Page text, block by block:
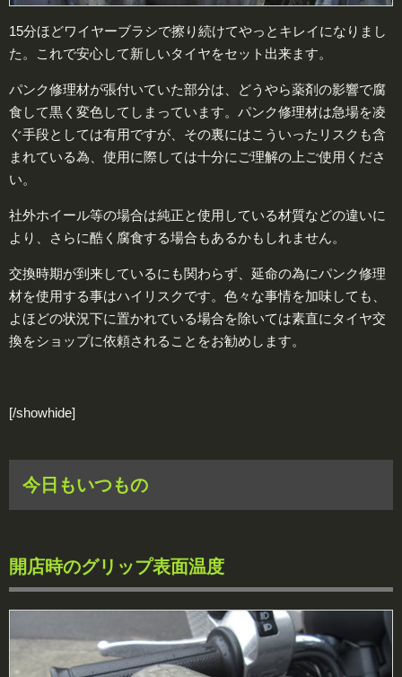
15分ほどワイヤーブラシで擦り続けてやっとキレイになりまし
た。これで安心して新しいタイヤをセット出来ます。
パンク修理材が張付いていた部分は、どうやら薬剤の影響で腐
食して黒く変色してしまっています。パンク修理材は急場を凌
ぐ手段としては有用ですが、その裏にはこういったリスクも含
まれている為、使用に際しては十分にご理解の上ご使用くださ
い。
社外ホイール等の場合は純正と使用している材質などの違いに
より、さらに酷く腐食する場合もあるかもしれません。
交換時期が到来しているにも関わらず、延命の為にパンク修理
材を使用する事はハイリスクです。色々な事情を加味しても、
よほどの状況下に置かれている場合を除いては素直にタイヤ交
換をショップに依頼されることをお勧めします。
[/showhide]
今日もいつもの
開店時のグリップ表面温度